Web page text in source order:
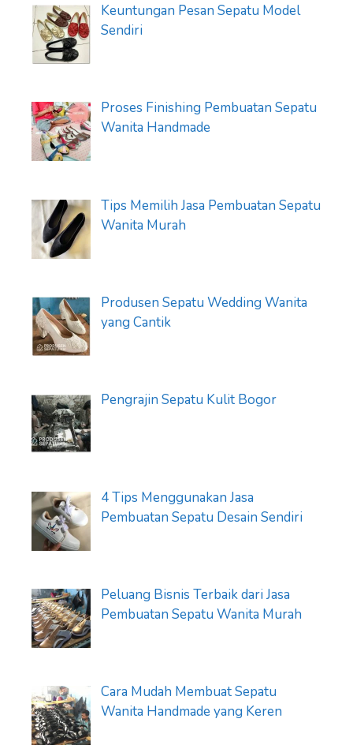
Keuntungan Pesan Sepatu Model
Sendiri
Proses Finishing Pembuatan Sepatu
Wanita Handmade
Tips Memilih Jasa Pembuatan Sepatu
Wanita Murah
Produsen Sepatu Wedding Wanita
yang Cantik
Pengrajin Sepatu Kulit Bogor
4 Tips Menggunakan Jasa
Pembuatan Sepatu Desain Sendiri
Peluang Bisnis Terbaik dari Jasa
Pembuatan Sepatu Wanita Murah
Cara Mudah Membuat Sepatu
Wanita Handmade yang Keren